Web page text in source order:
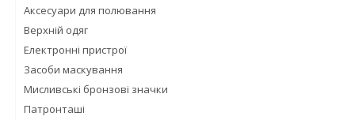
Аксесуари для полювання
Верхнiй одяг
Електронні пристрої
Засоби маскування
Мисливські бронзові значки
Патронташі